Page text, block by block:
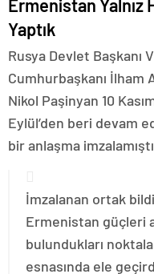
Ermenistan Yalnız
Yaptık
Rusya Devlet Başkanı
Cumhurbaşkanı İlham
Nikol Paşinyan 10
Eylül’den beri devam
bir anlaşma imzalamıştı.
İmzalanan ortak
Ermenistan güçleri
bulundukları
esnasında ele